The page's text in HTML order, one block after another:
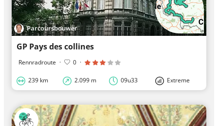
Parcoursbouwer
GP Pays des collines
Rennradroute · 0 ·
239 km 2.099 m 09u33 Extreme